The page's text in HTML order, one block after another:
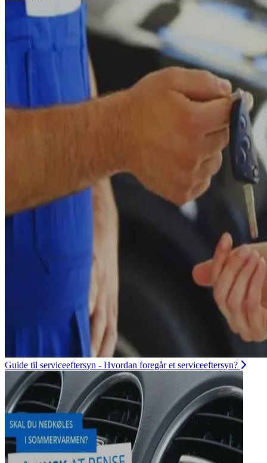
Guide til serviceeftersyn - Hvordan foregår et serviceeftersyn?